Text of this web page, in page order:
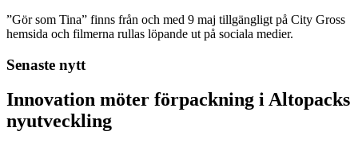
”Gör som Tina” finns från och med 9 maj tillgängligt på City Gross
hemsida och filmerna rullas löpande ut på sociala medier.
Senaste nytt
Innovation möter förpackning i Altopacks
nyutveckling